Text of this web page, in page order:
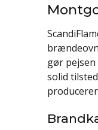
gør
solid